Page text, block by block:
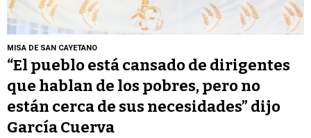
MISA DE SAN CAYETANO
“El pueblo está cansado de dirigentes
que hablan de los pobres, pero no
están cerca de sus necesidades” dijo
García Cuerva